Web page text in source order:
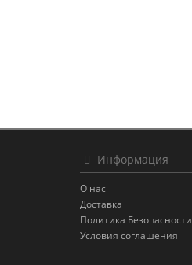
Информация
О нас
Доставка
Политика Безопасности
Условия соглашения